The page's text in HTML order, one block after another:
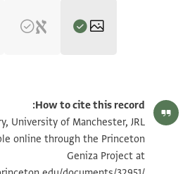
JRL Genizah Ar. 171 1 / 1 leaf, verso
תנאי היתר שימוש בתצלום
How to cite this record:
University of Manchester, JRL
online through the Princeton
Geniza Project at